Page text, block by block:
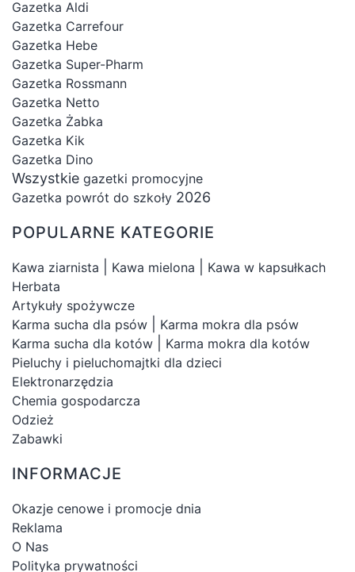
Gazetka Aldi
Gazetka Carrefour
Gazetka Hebe
Gazetka Super-Pharm
Gazetka Rossmann
Gazetka Netto
Gazetka Żabka
Gazetka Kik
Gazetka Dino
Wszystkie gazetki promocyjne
Gazetka powrót do szkoły 2026
POPULARNE KATEGORIE
Kawa ziarnista Kawa mielona
Kawa w kapsułkach
Herbata
Artykuły spożywcze
Karma sucha dla psów
Karma mokra dla psów
Karma sucha dla kotów
Karma mokra dla kotów
Pieluchy i pieluchomajtki dla dzieci
Elektronarzędzia
Chemia gospodarcza
Odzież
Zabawki
INFORMACJE
Okazje cenowe i promocje dnia
Reklama
O Nas
Polityka prywatności